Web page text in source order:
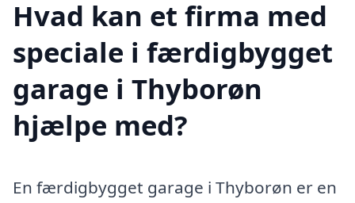
Hvad kan et firma med
speciale i færdigbygget
garage i Thyborøn
hjælpe med?
En færdigbygget garage i Thyborøn er en